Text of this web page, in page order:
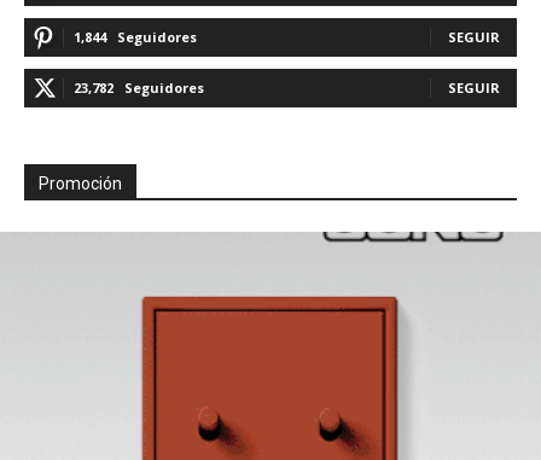
1,844 Seguidores SEGUIR
23,782 Seguidores SEGUIR
Promoción